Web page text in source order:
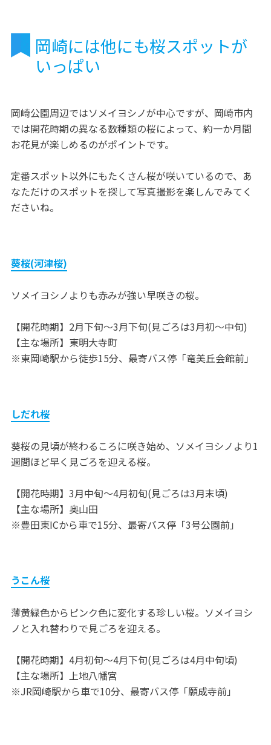
岡崎には他にも桜スポットが
いっぱい
岡崎公園周辺ではソメイヨシノが中心ですが、岡崎市内
では開花時期の異なる数種類の桜によって、約一か月間
お花見が楽しめるのがポイントです。
定番スポット以外にもたくさん桜が咲いているので、あ
なただけのスポットを探して写真撮影を楽しんでみてく
ださいね。
葵桜(河津桜)
ソメイヨシノよりも赤みが強い早咲きの桜。
【開花時期】2月下旬～3月下旬(見ごろは3月初～中旬)
【主な場所】東明大寺町
※東岡崎駅から徒歩15分、最寄バス停「竜美丘会館前」
しだれ桜
葵桜の見頃が終わるころに咲き始め、ソメイヨシノより1
週間ほど早く見ごろを迎える桜。
【開花時期】3月中旬～4月初旬(見ごろは3月末頃)
【主な場所】奥山田
※豊田東ICから車で15分、最寄バス停「3号公園前」
うこん桜
薄黄緑色からピンク色に変化する珍しい桜。ソメイヨシ
ノと入れ替わりで見ごろを迎える。
【開花時期】4月初旬～4月下旬(見ごろは4月中旬頃)
【主な場所】上地八幡宮
※JR岡崎駅から車で10分、最寄バス停「願成寺前」